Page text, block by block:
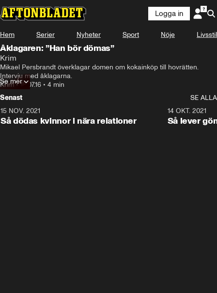
Logga in
Hem Serier Nyheter Sport Nöje Livsstil
Åklagaren: ”Han bör dömas”
Krim
Mikael Persbrandt överklagar domen om kokainköp till hovrätten.
Intervju med åklagarna.
Krim•18.07.16 • 4 min
Se mer
Senast
SE ALLA
15 NOV. 2021
Så dödas kvinnor i nära relationer
14 OKT. 2021
Så lever